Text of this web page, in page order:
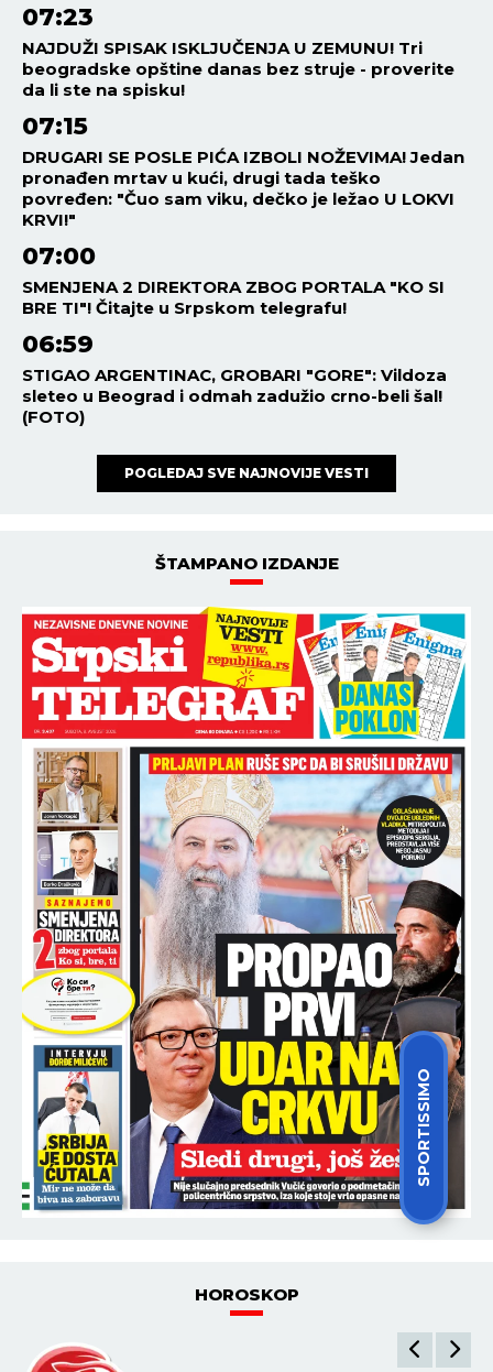
SPORTISSIMO
07:23
NAJDUŽI SPISAK ISKLJUČENJA U ZEMUNU! Tri
beogradske opštine danas bez struje - proverite
da li ste na spisku!
07:15
DRUGARI SE POSLE PIĆA IZBOLI NOŽEVIMA! Jedan
pronađen mrtav u kući, drugi tada teško
povređen: "Čuo sam viku, dečko je ležao U LOKVI
KRVI!"
07:00
SMENJENA 2 DIREKTORA ZBOG PORTALA "KO SI
BRE TI"! Čitajte u Srpskom telegrafu!
06:59
STIGAO ARGENTINAC, GROBARI "GORE": Vildoza
sleteo u Beograd i odmah zadužio crno-beli šal!
(FOTO)
POGLEDAJ SVE NAJNOVIJE VESTI
ŠTAMPANO IZDANJE
HOROSKOP